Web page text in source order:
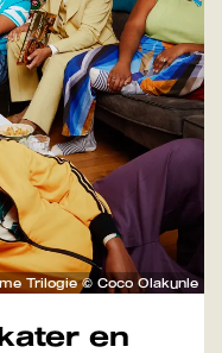
Trilogie © Coco Olakunle
en